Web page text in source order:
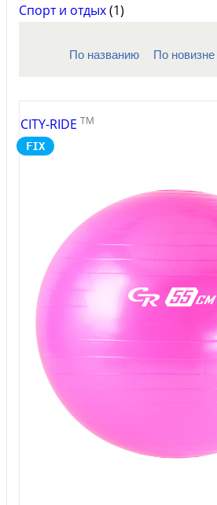
Спорт и отдых(1)
По названию По новизне
CITY-RIDE TM
FIX